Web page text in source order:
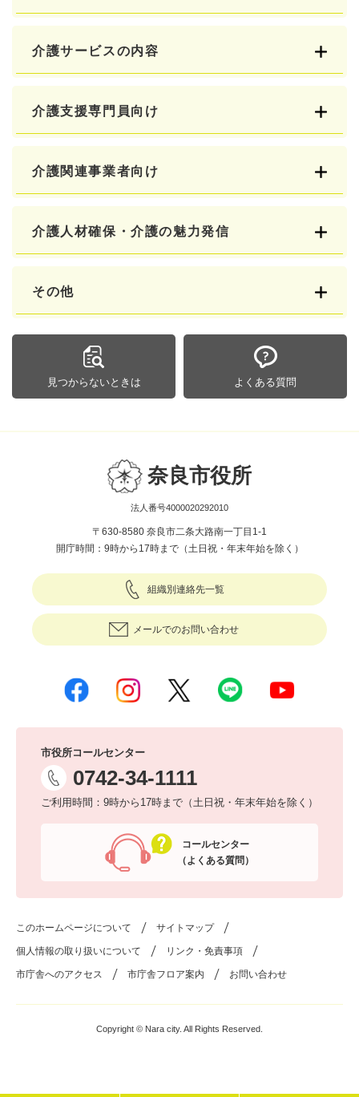
介護サービスの内容
介護支援専門員向け
介護関連事業者向け
介護人材確保・介護の魅力発信
その他
見つからないときは よくある質問
奈良市役所
法人番号4000020292010
〒630-8580 奈良市二条大路南一丁目1-1
開庁時間：9時から17時まで（土日祝・年末年始を除く）
組織別連絡先一覧
メールでのお問い合わせ
市役所コールセンター
0742-34-1111
ご利用時間：9時から17時まで（土日祝・年末年始を除く）
コールセンター
（よくある質問）
このホームページについて サイトマップ
個人情報の取り扱いについて リンク・免責事項
市庁舎へのアクセス 市庁舎フロア案内 お問い合わせ
Copyright © Nara city. All Rights Reserved.